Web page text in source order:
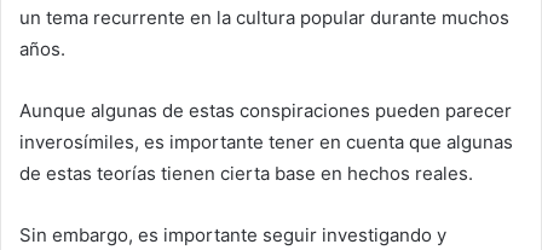
un tema recurrente en la cultura popular durante muchos
años.
Aunque algunas de estas conspiraciones pueden parecer
inverosímiles, es importante tener en cuenta que algunas
de estas teorías tienen cierta base en hechos reales.
Sin embargo, es importante seguir investigando y